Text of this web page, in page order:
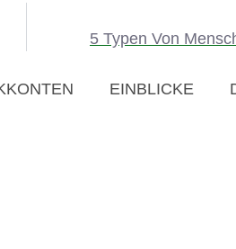
5 Typen Von
EINBLICKE